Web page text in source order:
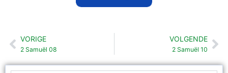
Vorige
VORIGE
2 Samuël 08
VOLGENDE
2 Samuël 10